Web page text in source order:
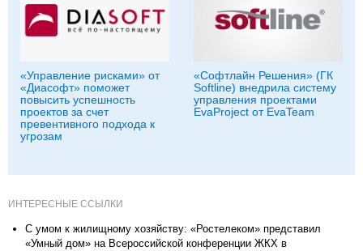
«Управление рисками» от
«Диасофт» поможет
повысить успешность
проектов за счет
превентивного подхода к
угрозам
«Софтлайн Решения» (ГК
Softline) внедрила систему
управления проектами
EvaProject от EvaTeam
ИНТЕРЕСНЫЕ ССЫЛКИ
С умом к жилищному хозяйству: «Ростелеком» представил
«Умный дом» на Всероссийской конференции ЖКХ в